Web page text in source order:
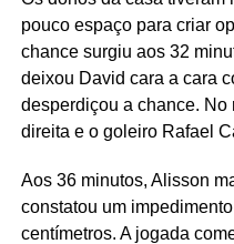
pouco espaço para criar
chance surgiu aos 32
deixou David cara a cara
desperdiçou a chance. No
direita e o goleiro Rafael
Aos 36 minutos, Alisson
constatou um
centímetros. A jogada